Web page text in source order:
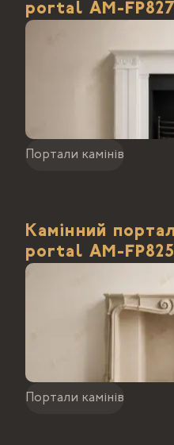
portal АМ-
Портали камінів
Камінний
portal АМ-
Портали камінів